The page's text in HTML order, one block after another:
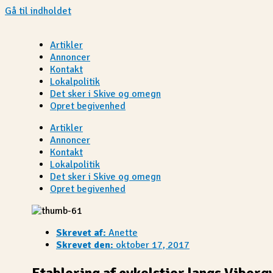
Gå til indholdet
Artikler
Annoncer
Kontakt
Lokalpolitik
Det sker i Skive og omegn
Opret begivenhed
Artikler
Annoncer
Kontakt
Lokalpolitik
Det sker i Skive og omegn
Opret begivenhed
Skrevet af: Anette
Skrevet den: oktober 17, 2017